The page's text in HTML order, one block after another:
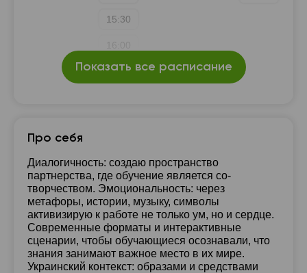
15:30
Показать все расписание
Про себя
Диалогичность: создаю пространство
партнерства, где обучение является со-
творчеством. Эмоциональность: через
метафоры, истории, музыку, символы
активизирую к работе не только ум, но и сердце.
Современные форматы и интерактивные
сценарии, чтобы обучающиеся осознавали, что
знания занимают важное место в их мире.
Украинский контекст: образами и средствами